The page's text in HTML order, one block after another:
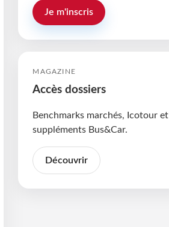
Je m'inscris
MAGAZINE
Accès dossiers
Benchmarks marchés, Icotour et
suppléments Bus&Car.
Découvrir